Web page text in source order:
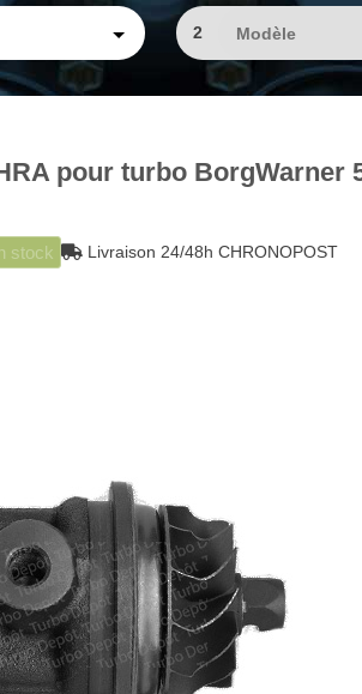
2
pour turbo BorgWarner
stock Livraison 24/48h CHRONOPOST